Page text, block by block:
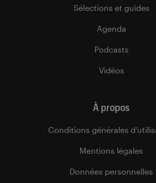
Sélections et guides
Agenda
Podcasts
Vidéos
À propos
Conditions générales
Mentions légales
Données personnelles